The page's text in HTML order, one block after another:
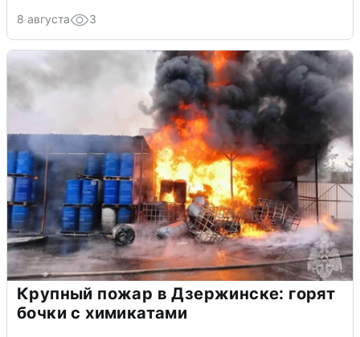
8 августа 3
Крупный пожар в Дзержинске: горят
бочки с химикатами